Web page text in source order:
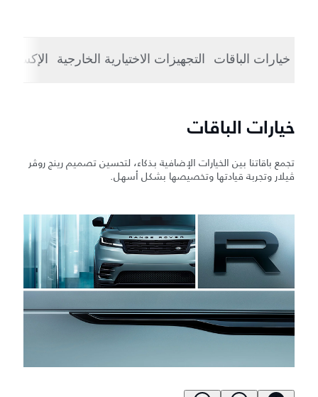
خيارات الباقات التجهيزات الاختيارية الخارجية
خيارات الباقات
تجمع باقاتنا بين الخيارات الإضافية بذكاء، لتحسين تصميم رينج روڤر
ڤيلار وتجربة قيادتها وتخصيصها بشكل أسهل.